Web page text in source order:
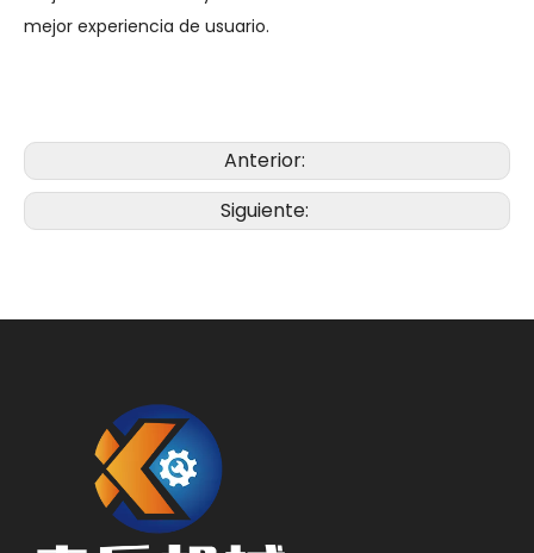
mejor experiencia de usuario.
Anterior:
Siguiente: